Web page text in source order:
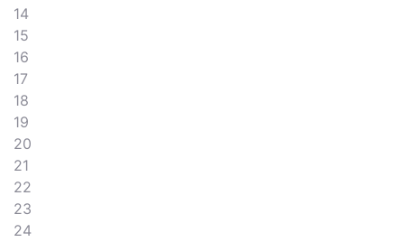
14
15
16
17
18
19
20
21
22
23
24